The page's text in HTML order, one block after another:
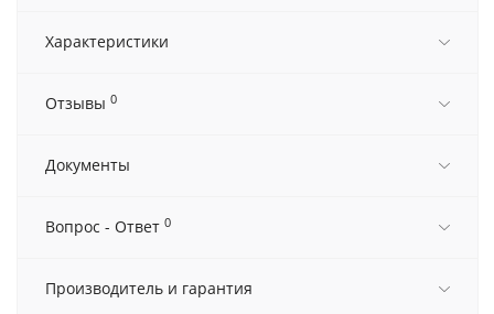
Характеристики
Отзывы 0
Документы
Вопрос - Ответ 0
Производитель и гарантия